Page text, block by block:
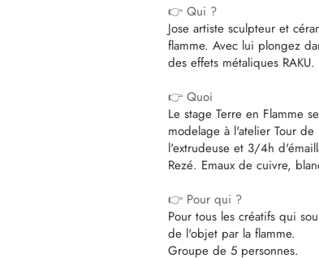
👉 Qui ?
Jose artiste sculpteur et
flamme. Avec lui plongez
des effets métaliques RAKU.
👉 Quoi
Le stage Terre en Flamme
modelage à l'atelier Tour
l'extrudeuse et 3/4h
Rezé. Emaux de cuivre,
👉 Pour qui ?
Pour tous les créatifs qui
de l'objet par la flamme.
Groupe de 5 personnes.